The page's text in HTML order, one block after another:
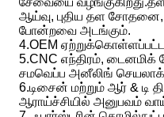
ஆய்வு, புதிய தள சோதனை,
போன்றவை அடங்கும்.
4.OEM
5.CNC எந்திரம்,
சமவெப்ப அனீலிங்
6.டிசைன் மற்றும் ஆர் & டி
ஆராய்ச்சியில் அனுபவம்